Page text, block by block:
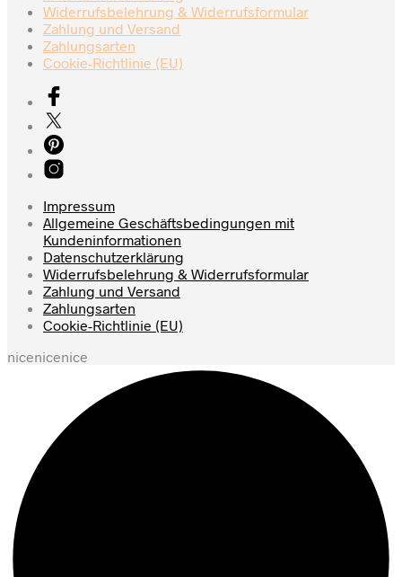
Widerrufsbelehrung & Widerrufsformular
Zahlung und Versand
Zahlungsarten
Cookie-Richtlinie (EU)
Impressum
Allgemeine Geschäftsbedingungen mit
Kundeninformationen
Datenschutzerklärung
Widerrufsbelehrung & Widerrufsformular
Zahlung und Versand
Zahlungsarten
Cookie-Richtlinie (EU)
nicenicenice